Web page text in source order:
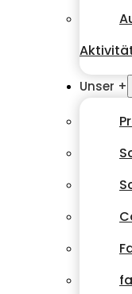
Unser +